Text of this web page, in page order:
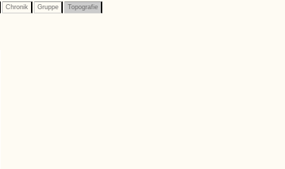
Chronik Gruppe Topografie